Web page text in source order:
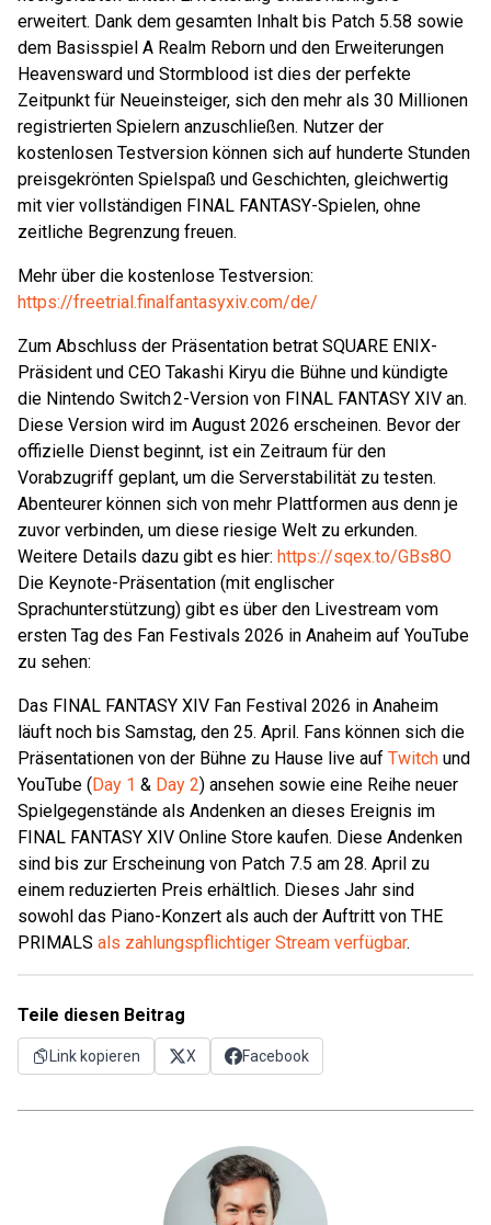
erweitert. Dank dem gesamten Inhalt bis Patch 5.58 sowie
dem Basisspiel A Realm Reborn und den Erweiterungen
Heavensward und Stormblood ist dies der perfekte
Zeitpunkt für Neueinsteiger, sich den mehr als 30 Millionen
registrierten Spielern anzuschließen. Nutzer der
kostenlosen Testversion können sich auf hunderte Stunden
preisgekrönten Spielspaß und Geschichten, gleichwertig
mit vier vollständigen FINAL FANTASY-Spielen, ohne
zeitliche Begrenzung freuen.
Mehr über die kostenlose Testversion:
https://freetrial.finalfantasyxiv.com/de/
Zum Abschluss der Präsentation betrat SQUARE ENIX-
Präsident und CEO Takashi Kiryu die Bühne und kündigte
die Nintendo Switch 2-Version von FINAL FANTASY XIV an.
Diese Version wird im August 2026 erscheinen. Bevor der
offizielle Dienst beginnt, ist ein Zeitraum für den
Vorabzugriff geplant, um die Serverstabilität zu testen.
Abenteurer können sich von mehr Plattformen aus denn je
zuvor verbinden, um diese riesige Welt zu erkunden.
Weitere Details dazu gibt es hier: https://sqex.to/GBs8O
Die Keynote-Präsentation (mit englischer
Sprachunterstützung) gibt es über den Livestream vom
ersten Tag des Fan Festivals 2026 in Anaheim auf YouTube
zu sehen:
Das FINAL FANTASY XIV Fan Festival 2026 in Anaheim
läuft noch bis Samstag, den 25. April. Fans können sich die
Präsentationen von der Bühne zu Hause live auf Twitch und
YouTube (Day 1 & Day 2) ansehen sowie eine Reihe neuer
Spielgegenstände als Andenken an dieses Ereignis im
FINAL FANTASY XIV Online Store kaufen. Diese Andenken
sind bis zur Erscheinung von Patch 7.5 am 28. April zu
einem reduzierten Preis erhältlich. Dieses Jahr sind
sowohl das Piano-Konzert als auch der Auftritt von THE
PRIMALS als zahlungspflichtiger Stream verfügbar.
Teile diesen Beitrag
Link kopieren X Facebook